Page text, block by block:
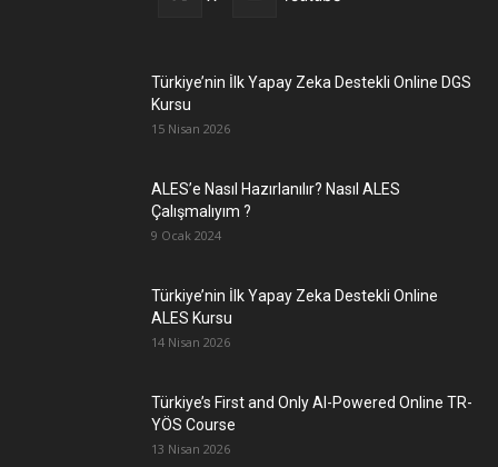
Türkiye’nin İlk Yapay Zeka Destekli Online DGS
Kursu
15 Nisan 2026
ALES’e Nasıl Hazırlanılır? Nasıl ALES
Çalışmalıyım ?
9 Ocak 2024
Türkiye’nin İlk Yapay Zeka Destekli Online
ALES Kursu
14 Nisan 2026
Türkiye’s First and Only AI-Powered Online TR-
YÖS Course
13 Nisan 2026